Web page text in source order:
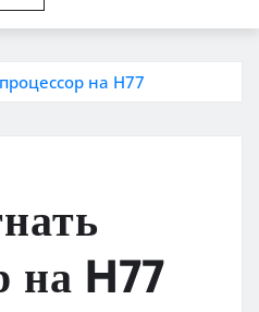
на H77
на H77